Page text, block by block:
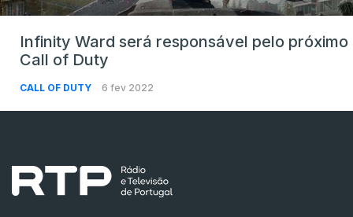
Infinity Ward será responsável pelo próximo
Call of Duty
CALL OF DUTY 6 fev 2022